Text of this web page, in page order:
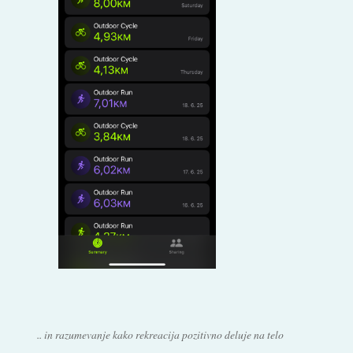
.. in razumevanje kako rekreacija pozitivno deluje na telo